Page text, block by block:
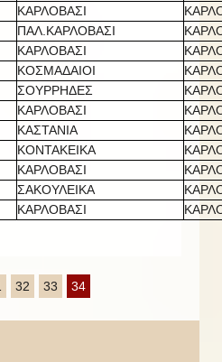
ΚΑΡΛΟΒΑΣΙ
ΠΑΛ.ΚΑΡΛΟΒΑΣΙ
ΚΑΡΛΟΒΑΣΙ
ΚΟΣΜΑΔΑΙΟΙ
ΣΟΥΡΡΗΔΕΣ
ΚΑΡΛΟΒΑΣΙ
ΚΑΣΤΑΝΙΑ
ΚΟΝΤΑΚΕΙΚΑ
ΚΑΡΛΟΒΑΣΙ
ΣΑΚΟΥΛΕΙΚΑ
ΚΑΡΛΟΒΑΣΙ
32 33 34